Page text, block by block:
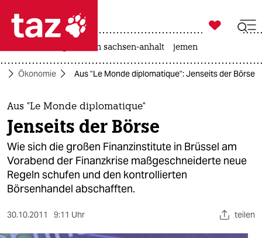
 taz zahl ich
taz zahl ich
themen
politik
öko
gesellschaft
kultur

taz zahl ich
landtagswahl in sachsen-anhalt jemen
Ökonomie Aus "Le Monde diplomatique": Jenseits der Börse
Aus "Le Monde diplomatique"
Jenseits der Börse
Wie sich die großen Finanzinstitute in Brüssel am
Vorabend der Finanzkrise maßgeschneiderte neue
Regeln schufen und den kontrollierten
Börsenhandel abschafften.
30.10.2011 9:11 Uhr teilen